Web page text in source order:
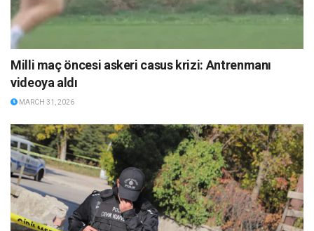
Milli maç öncesi askeri casus krizi: Antrenmanı
videoya aldı
MARCH 31, 2026